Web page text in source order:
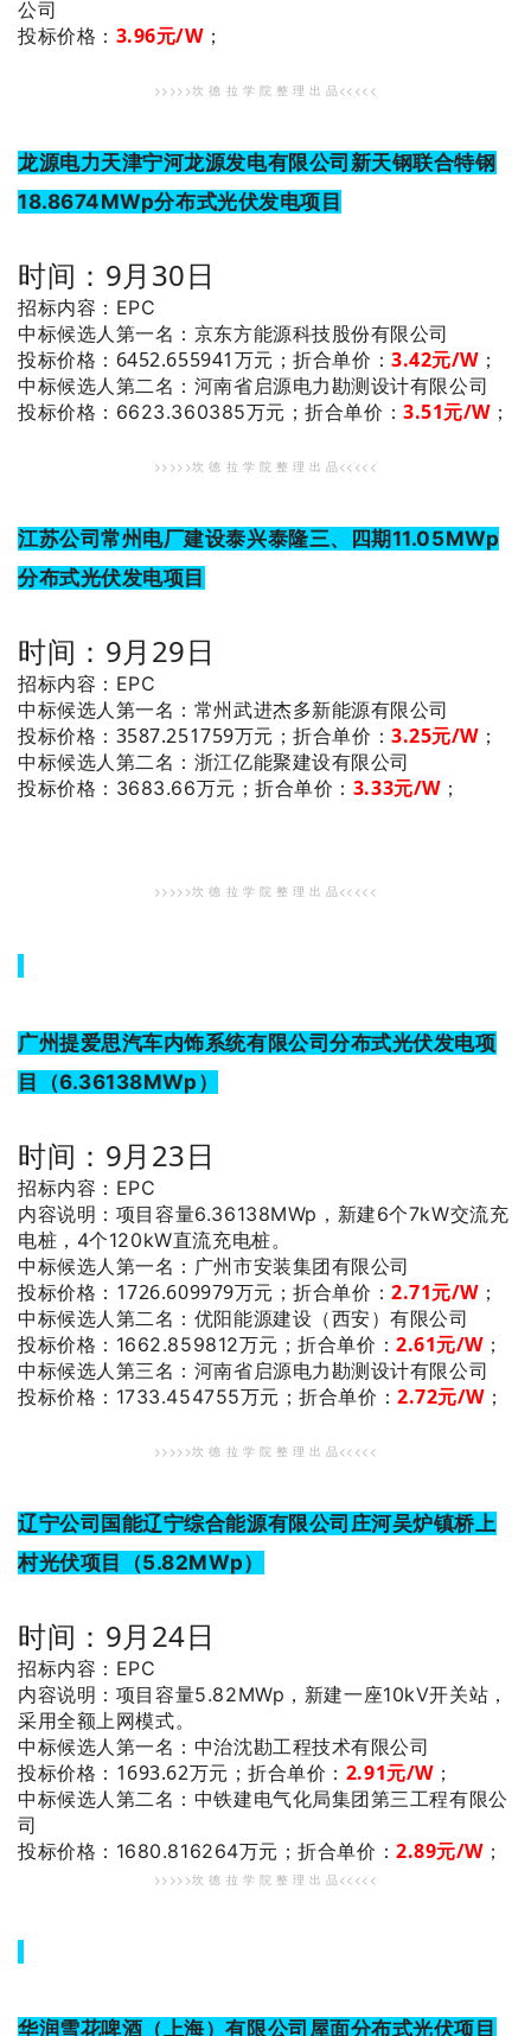
公司
投标价格： 3.96元/W；
>>>>>坎 德 拉 学 院 整 理 出 品<<<<<
龙源电力天津宁河龙源发电有限公司新天钢联合特钢
18.8674MWp分布式光伏发电项目
时间：9月30日
招标内容：EPC
中标候选人第一名 ：京东方能源科技股份有限公司
投标价格：6452.655941万元；折合单价：3.42元/W；
中标候选人第二名 ：河南省启源电力勘测设计有限公司
投标价格：6623.360385万元；折合单价：3.51元/W；
>>>>>坎 德 拉 学 院 整 理 出 品<<<<<
江苏公司常州电厂建设泰兴泰隆三、四期11.05MWp
分布式光伏发电项目
时间：9月29日
招标内容：EPC
中标候选人第一名 ：常州武进杰多新能源有限公司
投标价格：3587.251759万元；折合单价：3.25元/W；
中标候选人第二名 ：浙江亿能聚建设有限公司
投标价格：3683.66万元；折合单价： 3.33元/W；
>>>>>坎 德 拉 学 院 整 理 出 品<<<<<
广州提爱思汽车内饰系统有限公司分布式光伏发电项
目（6.36138MWp）
时间：9月23日
招标内容：EPC
内容说明：项目容量6.36138MWp，新建6个7kW交流充
电桩，4个120kW直流充电桩。
中标候选人第一名 ：广州市安装集团有限公司
投标价格：1726.609979万元；折合单价：2.71元/W；
中标候选人第二名 ：优阳能源建设（西安）有限公司
投标价格：1662.859812万元；折合单价：2.61元/W；
中标候选人第三名 ：河南省启源电力勘测设计有限公司
投标价格：1733.454755万元；折合单价：2.72元/W；
>>>>>坎 德 拉 学 院 整 理 出 品<<<<<
辽宁公司国能辽宁综合能源有限公司庄河吴炉镇桥上
村光伏项目（5.82MWp）
时间：9月24日
招标内容：EPC
内容说明：项目容量5.82MWp，新建一座10kV开关站，
采用全额上网模式。
中标候选人第一名 ：中治沈勘工程技术有限公司
投标价格：1693.62万元；折合单价： 2.91元/W；
中标候选人第二名 ：中铁建电气化局集团第三工程有限公
司
投标价格：1680.816264万元；折合单价：2.89元/W；
>>>>>坎 德 拉 学 院 整 理 出 品<<<<<
华润雪花啤酒（上海）有限公司屋面分布式光伏项目